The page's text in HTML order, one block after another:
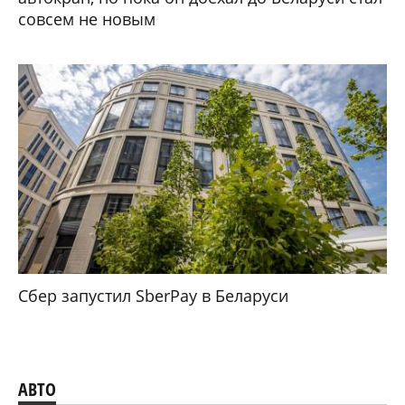
совсем не новым
Сбер запустил SberPay в Беларуси
АВТО